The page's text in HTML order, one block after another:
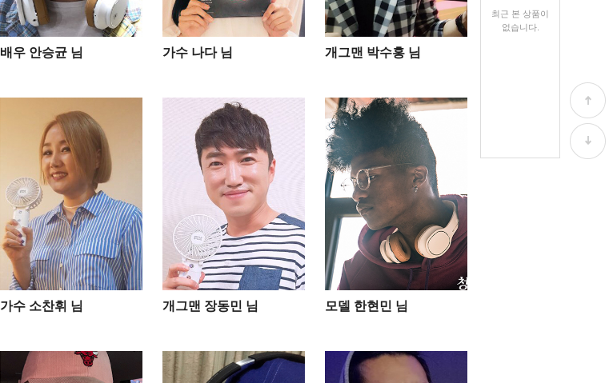
배우 안승균 님 가수 나다 님 개그맨 박수홍 님
가수 소찬휘 님 개그맨 장동민 님 모델 한현민 님
최근 본 상품이
없습니다.